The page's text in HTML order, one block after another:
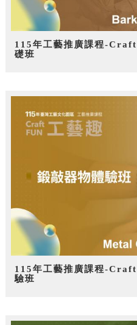
115年工藝推廣課程-
礎班
115年工藝推廣課程-
驗班